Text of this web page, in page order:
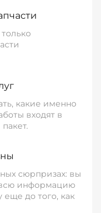
какие именно
входят в
сюрпризах: вы
информацию
до того, как